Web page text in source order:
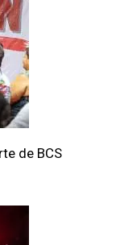
de BCS